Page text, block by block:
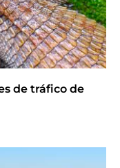
de tráfico de